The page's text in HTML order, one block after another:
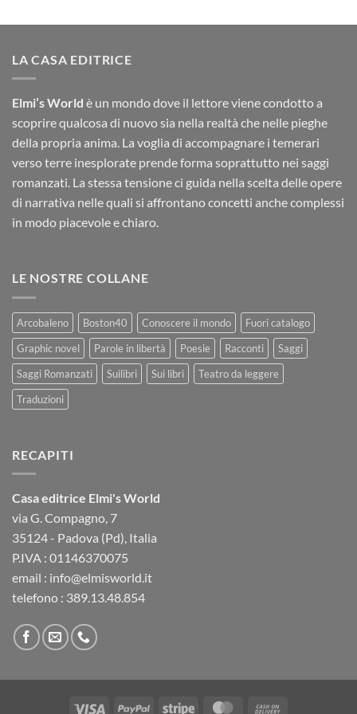
4,49€
6,49€
LA CASA EDITRICE
Elmi’s World è un mondo dove il lettore viene condotto a
scoprire qualcosa di nuovo sia nella realtà che nelle pieghe
della propria anima. La voglia di accompagnare i temerari
verso terre inesplorate prende forma soprattutto nei saggi
romanzati. La stessa tensione ci guida nella scelta delle opere
di narrativa nelle quali si affrontano concetti anche complessi
in modo piacevole e chiaro.
LE NOSTRE COLLANE
Arcobaleno Boston40 Conoscere il mondo
Fuori catalogo
Graphic novel
Parole in libertà Poesie Racconti
Saggi
Saggi Romanzati
Suilibri Sui libri
Teatro da leggere
Traduzioni
RECAPITI
Casa editrice Elmi's World
via G. Compagno, 7
35124 - Padova (Pd), Italia
P.IVA : 01146370075
email : info@elmisworld.it
telefono : 389.13.48.854
Visa PayPal Stripe MasterCard